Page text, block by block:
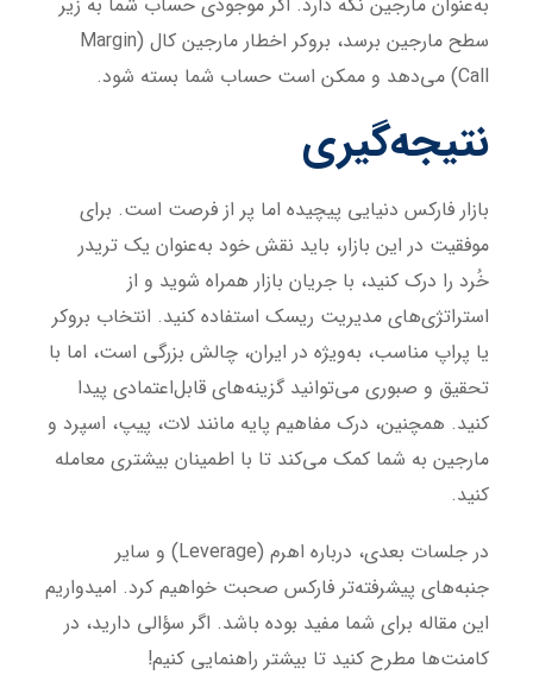
سطح مارجین برسد، بروکر اخطار مارجین کال (Margin
Call) می‌دهد و ممکن است حساب شما بسته شود.
نتیجه‌گیری
بازار فارکس دنیایی پیچیده اما پر از فرصت است. برای
موفقیت در این بازار، باید نقش خود به‌عنوان یک تریدر
خُرد را درک کنید، با جریان بازار همراه شوید و از
استراتژی‌های مدیریت ریسک استفاده کنید. انتخاب بروکر
یا پراپ مناسب، به‌ویژه در ایران، چالش بزرگی است، اما با
تحقیق و صبوری می‌توانید گزینه‌های قابل‌اعتمادی پیدا
کنید. همچنین، درک مفاهیم پایه مانند لات، پیپ، اسپرد و
مارجین به شما کمک می‌کند تا با اطمینان بیشتری معامله
کنید.
در جلسات بعدی، درباره اهرم (Leverage) و سایر
جنبه‌های پیشرفته‌تر فارکس صحبت خواهیم کرد. امیدواریم
این مقاله برای شما مفید بوده باشد. اگر سؤالی دارید، در
کامنت‌ها مطرح کنید تا بیشتر راهنمایی کنیم!